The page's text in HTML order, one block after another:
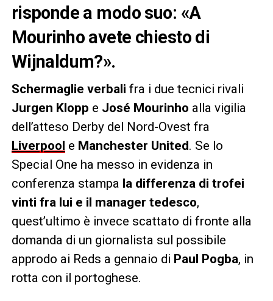
risponde a modo suo: «A
Mourinho avete chiesto di
Wijnaldum?».
Schermaglie verbali fra i due tecnici rivali
Jurgen Klopp e José Mourinho alla vigilia
dell’atteso Derby del Nord-Ovest fra
Liverpool e Manchester United. Se lo
Special One ha messo in evidenza in
conferenza stampa la differenza di trofei
vinti fra lui e il manager tedesco,
quest’ultimo è invece scattato di fronte alla
domanda di un giornalista sul possibile
approdo ai Reds a gennaio di Paul Pogba, in
rotta con il portoghese.